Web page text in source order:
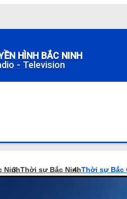
HÌNH BẮC NINH
- Television
NinhThời sự Bắc NinhThời sự Bắc